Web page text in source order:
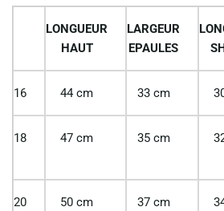
LONGUEUR
HAUT
LARGEUR
EPAULES
16 44 cm 33 cm
18 47 cm 35 cm
20 50 cm 37 cm